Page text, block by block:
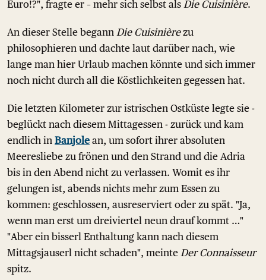
Euro!?", fragte er – mehr sich selbst als Die Cuisinière.
An dieser Stelle begann Die Cuisinièrezu
philosophieren und dachte laut darüber nach, wie
lange man hier Urlaub machen könnte und sich immer
noch nicht durch all die Köstlichkeiten gegessen hat.
Die letzten Kilometer zur istrischen Ostküste legte sie -
beglückt nach diesem Mittagessen - zurück und kam
endlich in Banjole an, um sofort ihrer absoluten
Meeresliebe zu frönen und den Strand und die Adria
bis in den Abend nicht zu verlassen. Womit es ihr
gelungen ist, abends nichts mehr zum Essen zu
kommen: geschlossen, ausreserviert oder zu spät. "Ja,
wenn man erst um dreiviertel neun drauf kommt …"
"Aber ein bisserl Enthaltung kann nach diesem
Mittagsjauserl nicht schaden", meinte Der Connaisseur
spitz.